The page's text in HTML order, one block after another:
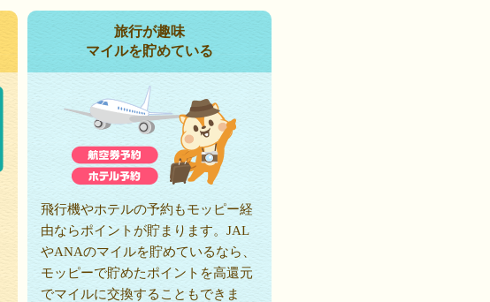
旅行が趣味
マイルを貯めている
飛行機やホテルの予約もモッピー経
由ならポイントが貯まります。JAL
やANAのマイルを貯めているなら、
モッピーで貯めたポイントを高還元
でマイルに交換することもできま